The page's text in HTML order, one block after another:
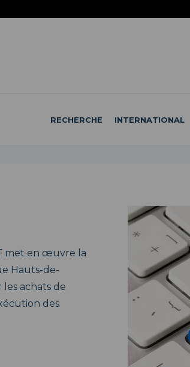
RECHERCHE INTERNATIONAL
met en œuvre la
Hauts-de-
les achats de
des